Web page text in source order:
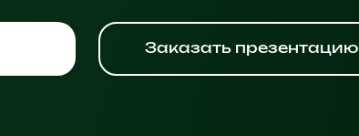
Заказать презентацию